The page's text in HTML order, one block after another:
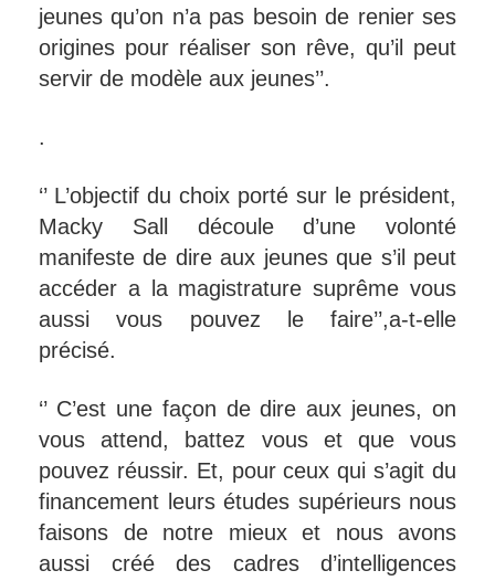
jeunes qu’on n’a pas besoin de renier ses
origines pour réaliser son rêve, qu’il peut
servir de modèle aux jeunes’’.
.
‘’ L’objectif du choix porté sur le président,
Macky Sall découle d’une volonté
manifeste de dire aux jeunes que s’il peut
accéder a la magistrature suprême vous
aussi vous pouvez le faire’’,a-t-elle
précisé.
‘’ C’est une façon de dire aux jeunes, on
vous attend, battez vous et que vous
pouvez réussir. Et, pour ceux qui s’agit du
financement leurs études supérieurs nous
faisons de notre mieux et nous avons
aussi créé des cadres d’intelligences